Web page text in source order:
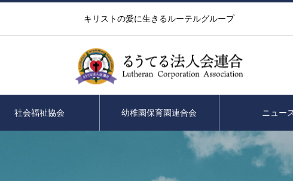
キリストの愛に生きるルーテルグループ
社会福祉協会 幼稚園保育園連合会 ニュー